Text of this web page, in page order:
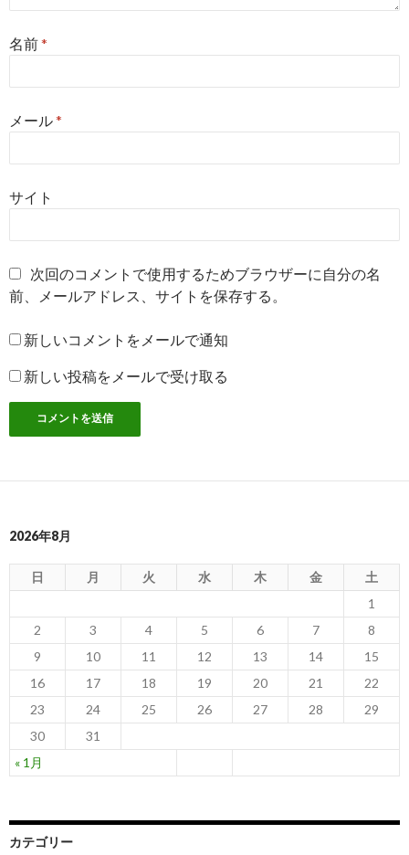
名前*
メール*
サイト
次回のコメントで使用するためブラウザーに自分の名
前、メールアドレス、サイトを保存する。
新しいコメントをメールで通知
新しい投稿をメールで受け取る
2026年8月
日 月 火 水 木 金 土
« 1月
1
2
3 4 5 6 7
8
9
10 11 12 13 14
15
16
17 18 19 20 21
22
23
24 25 26 27 28
29
30
31
カテゴリー